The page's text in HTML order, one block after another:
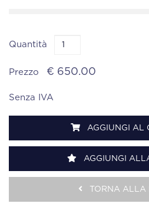
Quantità
Prezzo € 650.00
Senza IVA
AGGIUNGI AL
AGGIUNGI
TORNA ALLA